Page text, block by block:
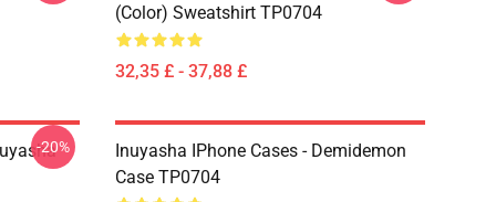
(color) Sweatshirt TP0704
32,35 £ - 37,88 £
-20%
Inuyasha IPhone Cases - Demidemon
Case TP0704